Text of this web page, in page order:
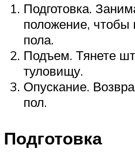
Подготовка.
положение, чтобы
пола.
Подъем. Тянете
туловищу.
Опускание.
пол.
Подготовка